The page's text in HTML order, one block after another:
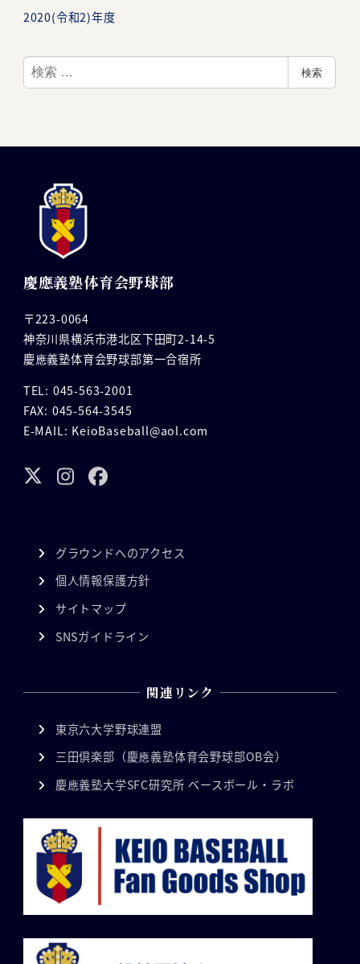
2020(令和2)年度
検
索
検索
慶應義塾体育会野球部
〒223-0064
神奈川県横浜市港北区下田町2-14-5
慶應義塾体育会野球部第一合宿所
TEL: 045-563-2001
FAX: 045-564-3545
E-MAIL: KeioBaseball@aol.com
グラウンドへのアクセス
個人情報保護方針
サイトマップ
SNSガイドライン
関連リンク
東京六大学野球連盟
三田倶楽部（慶應義塾体育会野球部OB会）
慶應義塾大学SFC研究所 ベースボール・ラボ